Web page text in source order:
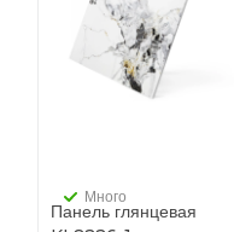
Панель глянцевая
Много